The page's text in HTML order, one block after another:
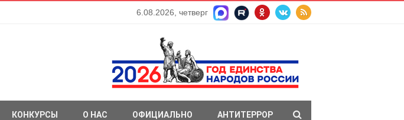
6.08.2026, четверг
КОНКУРСЫ О НАС ОФИЦИАЛЬНО АНТИТЕРРОР